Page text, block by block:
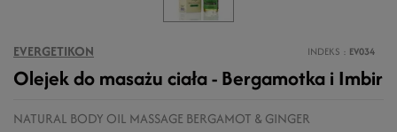
EVERGETIKON INDEKS EV034
Olejek do masażu ciała - Bergamotka i Imbir
NATURAL BODY OIL MASSAGE BERGAMOT & GINGER